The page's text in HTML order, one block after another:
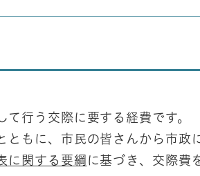
行う交際に要する経費です。
もに、市民の皆さんから市政
に関する要綱 に基づき、交際費